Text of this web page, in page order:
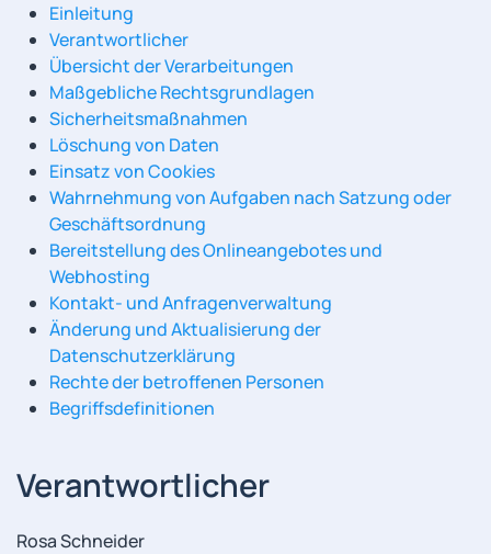
Einleitung
Verantwortlicher
Übersicht der Verarbeitungen
Maßgebliche Rechtsgrundlagen
Sicherheitsmaßnahmen
Löschung von Daten
Einsatz von Cookies
Wahrnehmung von Aufgaben nach Satzung oder
Geschäftsordnung
Bereitstellung des Onlineangebotes und
Webhosting
Kontakt- und Anfragenverwaltung
Änderung und Aktualisierung der
Datenschutzerklärung
Rechte der betroffenen Personen
Begriffsdefinitionen
Verantwortlicher
Rosa Schneider